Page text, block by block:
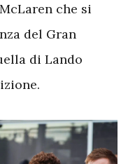
che si
del Gran
di Lando